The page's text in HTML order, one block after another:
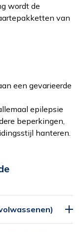
wordt de
van
een gevarieerde
epilepsie
beperkingen,
hanteren.